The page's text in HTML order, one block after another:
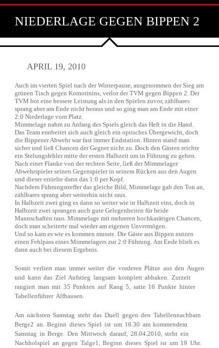
NIEDERLAGE GEGEN BIPPEN 2
APRIL 19, 2010
Auch im vierten Spiel nach der Winterpause, ausgenommen der Sieg am
grünen Tisch gegen Komotinins, verlor der TVM gegen Bippen 2. Der
TVM bot eine bessere Leistung als in den Spielen zuvor, zählbares
sprang aber am Ende nicht heraus und so ging man am Ende mit einer
2:0 Niederlage vom Platz.
Mimmelage nahm zu Anfang des Spiels gleich das Heft in die Hand.
Das Team erarbeitet sich auch gleich ein optisches Übergewicht, doch
die Bippener Abwehr war fast immer Endstation. Hinten stand man
sicher und ließ Chancen der Gegner nicht zu. Doch den Gästen reichte
ein Stelungsfehler mitte der ersten Halbzeit um in Führung zu gehen.
Nach einer Flanke von der rechten Seite, ließ der Mimmelager
Abwehrspieler seinen Gegenspieler in seinem Rücken aus den Augen
und dieser erzielte dann das 1:0 per Kopf.
Nachdem Führungstreffer das gleiche Bild, Mimmelage gab den Ton an,
zählbares sprang aber weiterhin nicht raus.
In Halbzeit zwei ging es dann so weiter wie in Halbzeit eins, doch in
Halbzeit zwei sprangen auch gute Gelegenheiten für beide
Mannschaften raus. Mimmelage mit mehreren hochkarätigen Chancen,
doch man scheiterte mal wieder am eigenen Unvermögen.
Und so kam es wie es kommen musste. Die Gäste aus Bippen nutzen
einen Fehlpass eines Mimmelagers zur 2:0 Führung. Am Ende blieb es
dann auch bei diesem Ergebnis.
Somit verliert man immer weiter die vorderen Plätze aus den Augen
und kann das Ziel Aufstieg langsam komplett abhaken. Zurzeit
rangiert man mit 35 Punkten auf Rang 5, satte 16 Punkte hinter
Tabellenführer Alfhausen.
Am nächsten Samstag steht das Duell gegen den Tabellennachbarn
Berge2 an. Beginn dieses Spiel ist um 16.30 am kommendem
Samstag in Berge. Den Mittwoch darauf, 28.04.2010, steht ein
Nachholspiel an gegen Talge1, Beginn dieses Spiel ist um 19 Uhr.